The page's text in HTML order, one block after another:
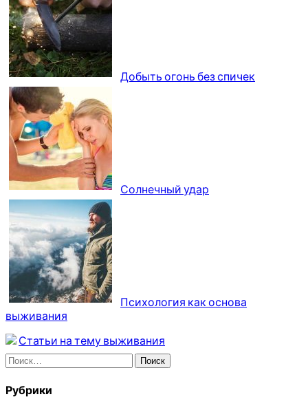
Добыть огонь без спичек
Солнечный удар
Психология как основа
выживания
Статьи на тему выживания
Найти:
Рубрики